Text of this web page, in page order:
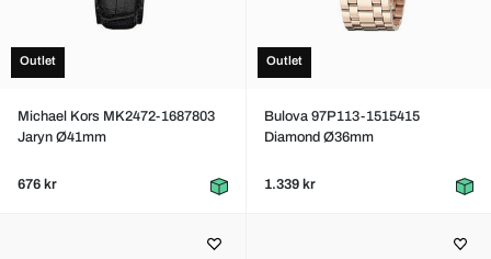
Outlet
Michael Kors MK2472-1687803
Jaryn Ø41mm
676 kr
Outlet
Bulova 97P113-1515415
Diamond Ø36mm
1.339 kr